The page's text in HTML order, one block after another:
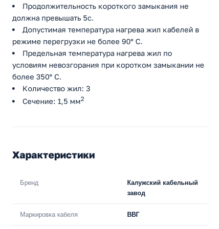
Продолжительность короткого замыкания не
должна превышать 5с.
Допустимая температура нагрева жил кабелей в
режиме перегрузки не более 90° С.
Предельная температура нагрева жил по
условиям невозгорания при коротком замыкании не
более 350° С.
Количество жил: 3
Сечение: 1,5 мм2
Характеристики
Бренд
Калужский кабельный
завод
Маркировка кабеля ВВГ